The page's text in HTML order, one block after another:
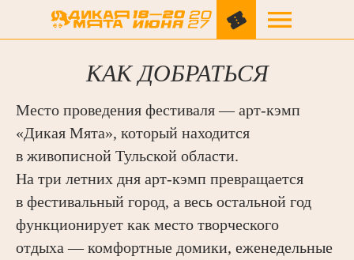
КАК ДОБРАТЬСЯ
Место проведения фестиваля — арт-кэмп
«Дикая Мята», который находится
в живописной Тульской области.
На три летних дня арт-кэмп превращается
в фестивальный город, а весь остальной год
функционирует как место творческого
отдыха — комфортные домики, еженедельные